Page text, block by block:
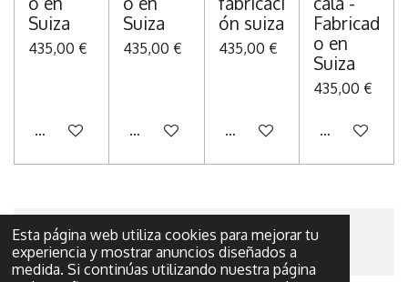
Esta página web utiliza cookies para mejorar tu
experiencia y mostrar anuncios diseñados a
medida. Si continúas utilizando nuestra página
Suiza
435,00 €
Añadir al carrito
Suiza
435,00 €
Añadir al carrito
ón suiza
435,00 €
Añadir al carrito
Fabricad
o en
Suiza
435,00 €
Añadir al
© 2022 - 2026 El tesoro de plata